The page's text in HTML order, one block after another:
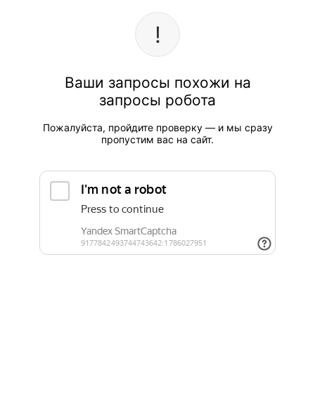
Ваши запросы похожи на
запросы робота
Пожалуйста, пройдите проверку — и мы сразу
пропустим вас на сайт.